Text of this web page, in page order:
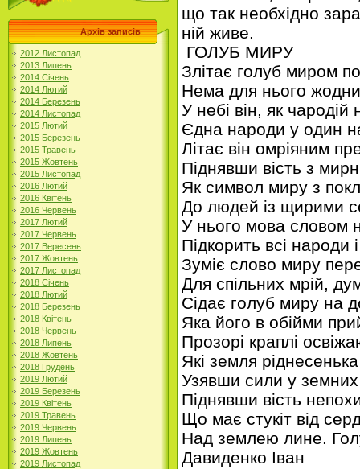
Архів записів
2012 Листопад
2013 Липень
2014 Січень
2014 Лютий
2014 Березень
2014 Листопад
2015 Лютий
2015 Березень
2015 Травень
2015 Жовтень
2015 Листопад
2016 Лютий
2016 Квітень
2016 Червень
2017 Лютий
2017 Червень
2017 Вересень
2017 Жовтень
2017 Листопад
2018 Січень
2018 Лютий
2018 Березень
2018 Квітень
2018 Червень
2018 Липень
2018 Жовтень
2018 Грудень
2019 Лютий
2019 Березень
2019 Квітень
2019 Травень
2019 Червень
2019 Липень
2019 Жовтень
2019 Листопад
що так необхідно
ній живе.
ГОЛУБ МИРУ
Злітає голуб миром
Нема для нього
У небі він, як
Єдна народи у один
Літає він омріяним
Піднявши вість з
Як символ миру з
До людей із щирими
У нього мова словом
Підкорить всі народи
Зуміє слово миру
Для спільних мрій,
Сідає голуб миру на
Яка його в обійми
Прозорі краплі
Які земля
Узявши сили у
Піднявши вість
Що має стукіт від
Над землею лине.
Давиденко Іван